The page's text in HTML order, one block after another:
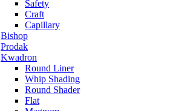
Safety
Craft
Capillary
Bishop
Prodak
Kwadron
Round Liner
Whip Shading
Round Shader
Flat